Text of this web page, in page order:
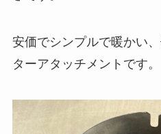
安価でシンプルで暖かい
ターアタッチメントです。